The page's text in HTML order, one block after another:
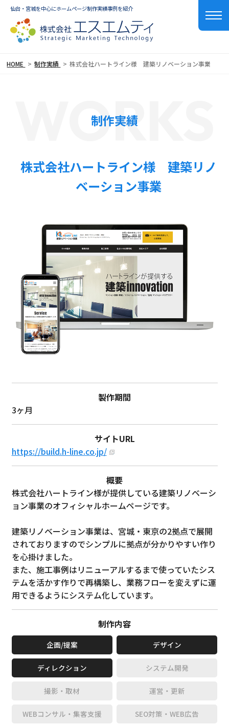
仙台・宮城を中心にホームページ制作実績事例を紹介
HOME 制作実績 株式会社ハートライン様 建築リノベーション事業
制作実績
WORKS
株式会社ハートライン様 建築リノ
ベーション事業
製作期間
3ヶ月
サイトURL
https://build.h-line.co.jp/
概要
株式会社ハートライン様が提供している建築リノベーシ
ョン事業のオフィシャルホームページです。
建築リノベーション事業は、宮城・東京の2拠点で展開
されておりますのでシンプルに拠点が分かりやすい作り
を心掛けました。
また、施工事例はリニューアルするまで使っていたシス
テムを活かす作りで再構築し、業務フローを変えずに運
用できるようにシステム化しています。
制作内容
企画/提案 デザイン
ディレクション システム開発
撮影・取材 運営・更新
WEBコンサル・集客支援 SEO対策・WEB広告